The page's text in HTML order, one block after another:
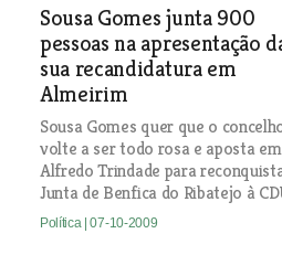
Sousa Gomes junta 900
pessoas na apresentação
sua recandidatura em
Almeirim
Sousa Gomes quer que o
volte a ser todo rosa e aposta em
Alfredo Trindade para
Junta de Benfica do Ribatejo à
Política | 07-10-2009